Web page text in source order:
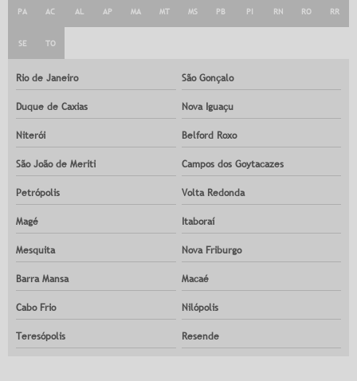
PA AC AL AP MA MT MS PB PI RN RO RR
SE TO
Rio de Janeiro
São Gonçalo
Duque de Caxias
Nova Iguaçu
Niterói
Belford Roxo
São João de Meriti
Campos dos Goytacazes
Petrópolis
Volta Redonda
Magé
Itaboraí
Mesquita
Nova Friburgo
Barra Mansa
Macaé
Cabo Frio
Nilópolis
Teresópolis
Resende